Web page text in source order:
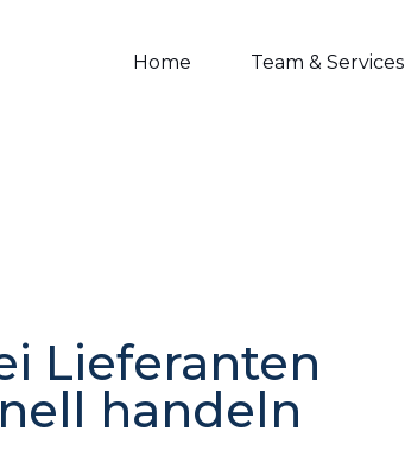
Home Team & Services
Lieferanten
handeln